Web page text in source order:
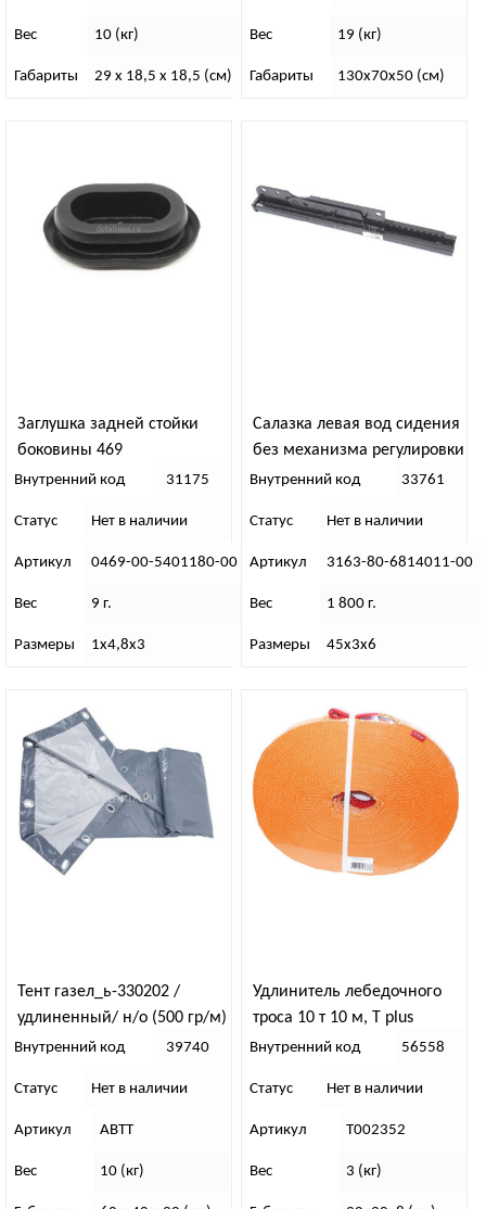
Вес 10 (кг)
Габариты 29 x 18,5 x 18,5 (см)
Вес 19 (кг)
Габариты 130х70х50 (см)
Заглушка задней стойки
боковины 469
Внутренний код 31175
Статус Нет в наличии
Артикул 0469-00-5401180-00
Вес 9 г.
Размеры 1х4,8х3
Салазка левая вод сидения
без механизма регулировки
высоты
Внутренний код 33761
Статус Нет в наличии
Артикул 3163-80-6814011-00
Вес 1 800 г.
Размеры 45х3х6
Тент газел_ь-330202 /
удлиненный/ н/о (500 гр/м)
Внутренний код 39740
Статус Нет в наличии
Артикул АВТТ
Вес 10 (кг)
Удлинитель лебедочного
троса 10 т 10 м, T plus
Внутренний код 56558
Статус Нет в наличии
Артикул T002352
Вес 3 (кг)